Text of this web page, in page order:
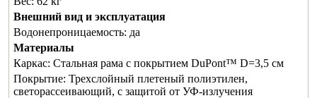
Внешний вид и эксплуатация
Водонепроницаемость: да
Материалы
Каркас: Стальная рама с покрытием DuPont™ D=3,5 см
Покрытие: Трехслойный плетеный полиэтилен,
светорассеивающий, с защитой от УФ-излучения